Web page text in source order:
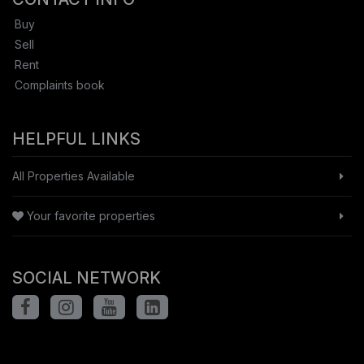
Buy
Sell
Rent
Complaints book
HELPFUL LINKS
All Properties Available
Your favorite properties
SOCIAL NETWORK